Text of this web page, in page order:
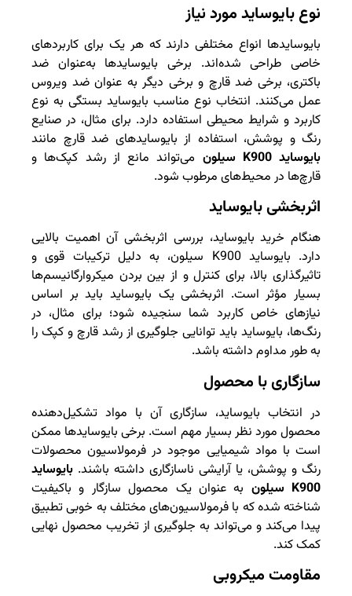
نوع بایوساید مورد نیاز
بایوسایدها انواع مختلفی دارند که هر یک برای کاربردهای
خاصی طراحی شده‌اند. برخی بایوسایدها به‌عنوان ضد
باکتری، برخی ضد قارچ و برخی دیگر به عنوان ضد ویروس
عمل می‌کنند. انتخاب نوع مناسب بایوساید بستگی به نوع
کاربرد و شرایط محیطی استفاده دارد. برای مثال، در صنایع
رنگ و پوشش، استفاده از بایوسایدهای ضد قارچ مانند
بایوساید K900 سیلون
می‌تواند مانع از رشد کپک‌ها و
قارچ‌ها در محیط‌های مرطوب شود.
اثربخشی بایوساید
هنگام خرید بایوساید، بررسی اثربخشی آن اهمیت بالایی
دارد. بایوساید K900 سیلون، به دلیل ترکیبات قوی و
تاثیرگذاری بالا، برای کنترل و از بین بردن میکروارگانیسم‌ها
بسیار مؤثر است. اثربخشی یک بایوساید باید بر اساس
نیازهای خاص کاربرد شما سنجیده شود؛ برای مثال، در
رنگ‌ها، بایوساید باید توانایی جلوگیری از رشد قارچ و کپک را
به طور مداوم داشته باشد.
سازگاری با محصول
در انتخاب بایوساید، سازگاری آن با مواد تشکیل‌دهنده
محصول مورد نظر بسیار مهم است. برخی بایوسایدها ممکن
است با مواد شیمیایی موجود در فرمولاسیون محصولات
رنگ و پوشش، یا آرایشی ناسازگاری داشته باشند. بایوساید
K900 سیلون
به عنوان یک محصول سازگار و باکیفیت
شناخته شده که با فرمولاسیون‌های مختلف به خوبی تطبیق
پیدا می‌کند و می‌تواند به جلوگیری از تخریب محصول نهایی
کمک کند.
مقاومت میکروبی